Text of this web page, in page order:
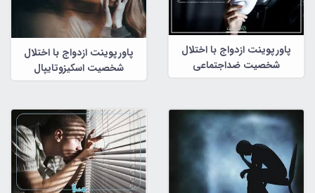
پاورپوینت ازدواج با اختلال
شخصیت ضداجتماعی
پاورپوینت ازدواج با اختلال
شخصیت اسکیزوتایپال